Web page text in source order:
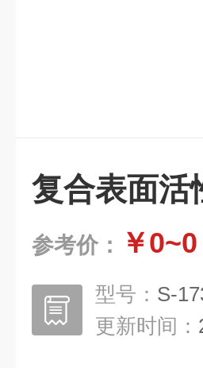
复合表面活
参考价： ￥0~0
型号： S-
更新时间：